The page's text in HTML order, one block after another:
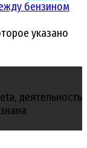
бензином
указано
деятельность